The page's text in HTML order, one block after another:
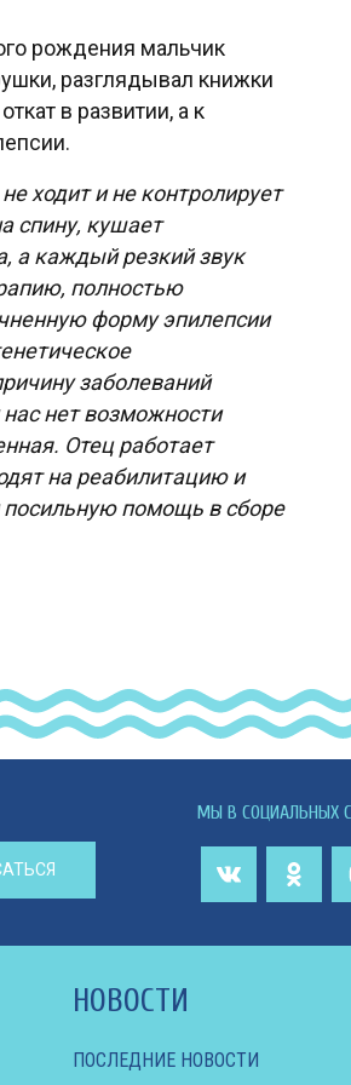
рождения мальчик
разглядывал книжки
в развитии, а к
ходит и не контролирует
спину, кушает
а каждый резкий звук
полностью
форму эпилепсии
заболеваний
нет возможности
Отец работает
на реабилитацию и
посильную помощь в сборе
МЫ В СОЦИАЛЬНЫХ
НОВОСТИ
ПОСЛЕДНИЕ НОВОСТИ